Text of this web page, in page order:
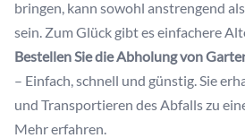
bringen, kann sowohl anstrengend
sein. Zum Glück gibt es einfachere
Bestellen Sie die Abholung von
– Einfach, schnell und günstig. Sie
und Transportieren des Abfalls zu
Mehr erfahren.